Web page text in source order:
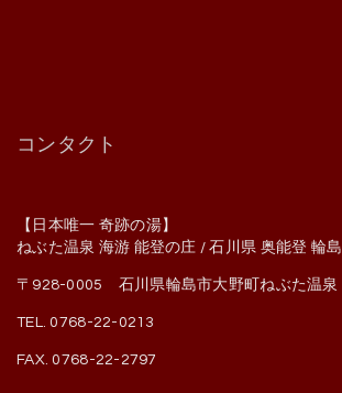
コンタクト
【日本唯一 奇跡の湯】
ねぶた温泉 海游 能登の庄 / 石川県 奥能登 輪島
〒928-0005 石川県輪島市大野町ねぶた温泉
TEL. 0768-22-0213
FAX. 0768-22-2797